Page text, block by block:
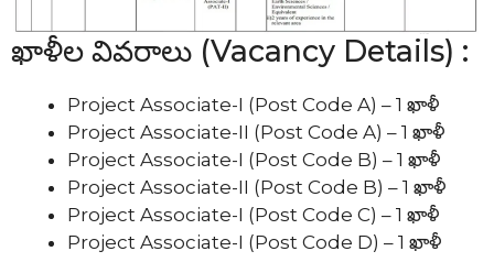
ఖాళీల వివరాలు (Vacancy Details) :
Project Associate-I (Post Code A) – 1 ఖాళీ
Project Associate-II (Post Code A) – 1 ఖాళీ
Project Associate-I (Post Code B) – 1 ఖాళీ
Project Associate-II (Post Code B) – 1 ఖాళీ
Project Associate-I (Post Code C) – 1 ఖాళీ
Project Associate-I (Post Code D) – 1 ఖాళీ